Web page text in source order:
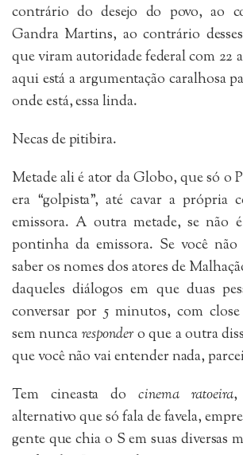
contrário do desejo do povo, ao
Gandra Martins, ao contrário
que viram autoridade federal com 22
aqui está a argumentação caralhosa
onde está, essa linda.
Necas de pitibira.
Metade ali é ator da Globo, que só o
era “golpista”, até cavar a própria
emissora. A outra metade, se não
pontinha da emissora. Se você não
saber os nomes dos atores de
daqueles diálogos em que duas
conversar por 5 minutos, com
sem nuncarespondero que a outra
que você não vai entender nada,
Tem cineasta docinema ratoeira,
alternativo que só fala de favela,
gente que chia o S em suas diversas